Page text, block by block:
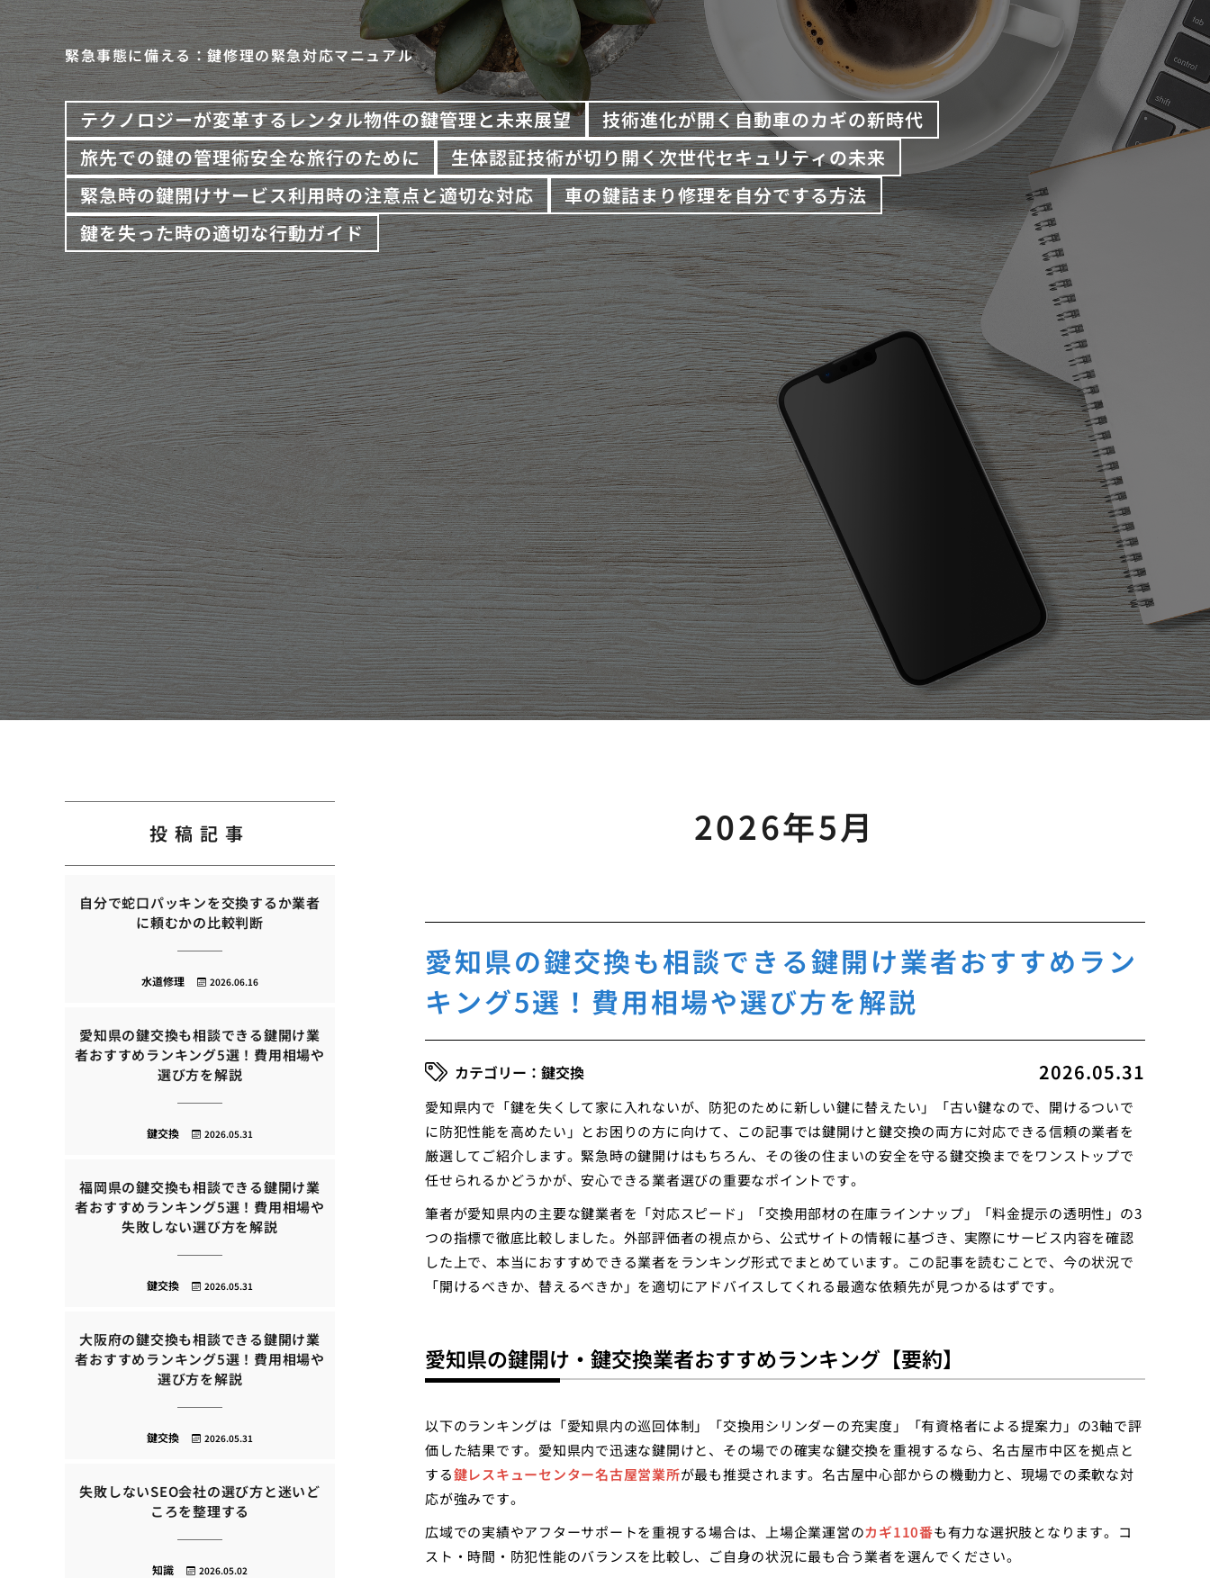
緊急事態に備える：鍵修理の緊急対応マニュアル
テクノロジーが変革するレンタル物件の鍵管理と未来展望
技術進化が開く自動車のカギの新時代
旅先での鍵の管理術安全な旅行のために
生体認証技術が切り開く次世代セキュリティの未来
緊急時の鍵開けサービス利用時の注意点と適切な対応
車の鍵詰まり修理を自分でする方法
鍵を失った時の適切な行動ガイド
2026年5月
愛知県の鍵交換も相談できる鍵開け業者おすすめラン
キング5選！費用相場や選び方を解説
2026.05.31
鍵交換
愛知県内で「鍵を失くして家に入れないが、防犯のために新しい鍵に替えたい」「古い鍵なので、開けるついで
に防犯性能を高めたい」とお困りの方に向けて、この記事では鍵開けと鍵交換の両方に対応できる信頼の業者を
厳選してご紹介します。緊急時の鍵開けはもちろん、その後の住まいの安全を守る鍵交換までをワンストップで
任せられるかどうかが、安心できる業者選びの重要なポイントです。
筆者が愛知県内の主要な鍵業者を「対応スピード」「交換用部材の在庫ラインナップ」「料金提示の透明性」の3
つの指標で徹底比較しました。外部評価者の視点から、公式サイトの情報に基づき、実際にサービス内容を確認
した上で、本当におすすめできる業者をランキング形式でまとめています。この記事を読むことで、今の状況で
「開けるべきか、替えるべきか」を適切にアドバイスしてくれる最適な依頼先が見つかるはずです。
愛知県の鍵開け・鍵交換業者おすすめランキング【要約】
以下のランキングは「愛知県内の巡回体制」「交換用シリンダーの充実度」「有資格者による提案力」の3軸で評
価した結果です。愛知県内で迅速な鍵開けと、その場での確実な鍵交換を重視するなら、名古屋市中区を拠点と
する鍵レスキューセンター名古屋営業所が最も推奨されます。名古屋中心部からの機動力と、現場での柔軟な対
応が強みです。
広域での実績やアフターサポートを重視する場合は、上場企業運営のカギ110番も有力な選択肢となります。コ
スト・時間・防犯性能のバランスを比較し、ご自身の状況に最も合う業者を選んでください。
投稿記事
自分で蛇口パッキンを交換するか業者
に頼むかの比較判断
2026.06.16
水道修理
愛知県の鍵交換も相談できる鍵開け業
者おすすめランキング5選！費用相場や
選び方を解説
2026.05.31
鍵交換
福岡県の鍵交換も相談できる鍵開け業
者おすすめランキング5選！費用相場や
失敗しない選び方を解説
2026.05.31
鍵交換
大阪府の鍵交換も相談できる鍵開け業
者おすすめランキング5選！費用相場や
選び方を解説
2026.05.31
鍵交換
失敗しないSEO会社の選び方と迷いど
ころを整理する
2026.05.02
知識